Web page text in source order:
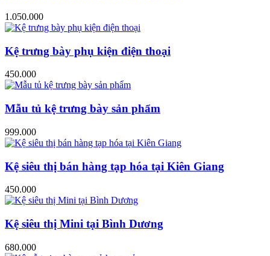
1.050.000
Kệ trưng bày phụ kiện điện thoại
450.000
Mẫu tủ kệ trưng bày sản phẩm
999.000
Kệ siêu thị bán hàng tạp hóa tại Kiên Giang
450.000
Kệ siêu thị Mini tại Bình Dương
680.000